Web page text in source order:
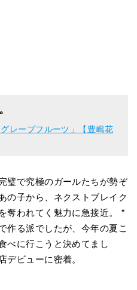
レープフルーツ」【豊嶋花
璧で究極のガールたちが勢ぞ
の子から、ネクストブレイク
奪われてく魅力に急接近。＂
る派でしたが、今年の夏こ
べに行こうと決めてまし
デビューに密着。